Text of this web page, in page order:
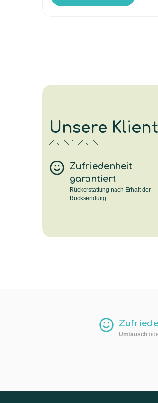
Unsere
Zufriedenheit
garantiert
Rückerstattung nach Erhalt der
Rücksendung
Umtausch